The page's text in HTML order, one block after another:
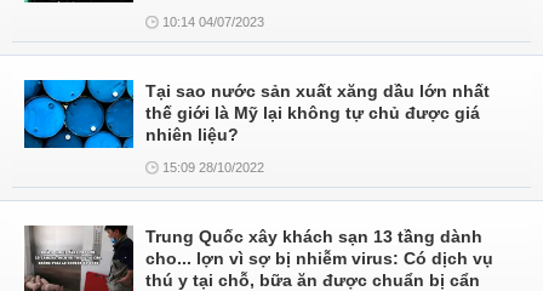
10:14 04/07/2023
Tại sao nước sản xuất xăng dầu lớn nhất
thế giới là Mỹ lại không tự chủ được giá
nhiên liệu?
15:09 28/10/2022
Trung Quốc xây khách sạn 13 tầng dành
cho... lợn vì sợ bị nhiễm virus: Có dịch vụ
thú y tại chỗ, bữa ăn được chuẩn bị cẩn